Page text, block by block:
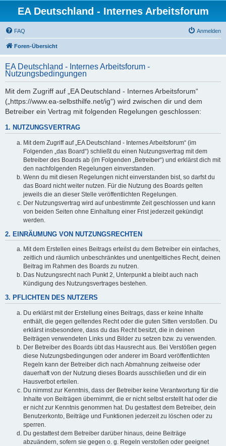
EA Deutschland - Internes Arbeitsforum
FAQ Anmelden
Foren-Übersicht
EA Deutschland - Internes Arbeitsforum -
Nutzungsbedingungen
Mit dem Zugriff auf „EA Deutschland - Internes Arbeitsforum“
(„https://www.ea-selbsthilfe.net/ig“) wird zwischen dir und dem
Betreiber ein Vertrag mit folgenden Regelungen geschlossen:
1. NUTZUNGSVERTRAG
Mit dem Zugriff auf „EA Deutschland - Internes Arbeitsforum“ (im
Folgenden „das Board“) schließt du einen Nutzungsvertrag mit dem
Betreiber des Boards ab (im Folgenden „Betreiber“) und erklärst dich mit
den nachfolgenden Regelungen einverstanden.
Wenn du mit diesen Regelungen nicht einverstanden bist, so darfst du
das Board nicht weiter nutzen. Für die Nutzung des Boards gelten
jeweils die an dieser Stelle veröffentlichten Regelungen.
Der Nutzungsvertrag wird auf unbestimmte Zeit geschlossen und kann
von beiden Seiten ohne Einhaltung einer Frist jederzeit gekündigt
werden.
2. EINRÄUMUNG VON NUTZUNGSRECHTEN
Mit dem Erstellen eines Beitrags erteilst du dem Betreiber ein einfaches,
zeitlich und räumlich unbeschränktes und unentgeltliches Recht, deinen
Beitrag im Rahmen des Boards zu nutzen.
Das Nutzungsrecht nach Punkt 2, Unterpunkt a bleibt auch nach
Kündigung des Nutzungsvertrages bestehen.
3. PFLICHTEN DES NUTZERS
Du erklärst mit der Erstellung eines Beitrags, dass er keine Inhalte
enthält, die gegen geltendes Recht oder die guten Sitten verstoßen. Du
erklärst insbesondere, dass du das Recht besitzt, die in deinen
Beiträgen verwendeten Links und Bilder zu setzen bzw. zu verwenden.
Der Betreiber des Boards übt das Hausrecht aus. Bei Verstößen gegen
diese Nutzungsbedingungen oder anderer im Board veröffentlichten
Regeln kann der Betreiber dich nach Abmahnung zeitweise oder
dauerhaft von der Nutzung dieses Boards ausschließen und dir ein
Hausverbot erteilen.
Du nimmst zur Kenntnis, dass der Betreiber keine Verantwortung für die
Inhalte von Beiträgen übernimmt, die er nicht selbst erstellt hat oder die
er nicht zur Kenntnis genommen hat. Du gestattest dem Betreiber, dein
Benutzerkonto, Beiträge und Funktionen jederzeit zu löschen oder zu
sperren.
Du gestattest dem Betreiber darüber hinaus, deine Beiträge
abzuändern, sofern sie gegen o. g. Regeln verstoßen oder geeignet